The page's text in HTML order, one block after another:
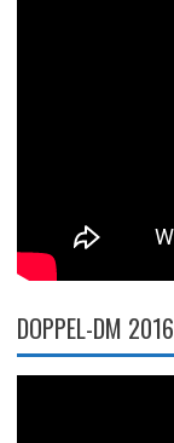
DOPPEL-DM 2016